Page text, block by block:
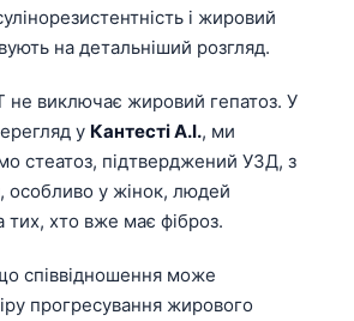
і жировий
на детальніший розгляд.
не виключає жировий гепатоз. У
у Кантесті А.І., ми
стеатоз, підтверджений УЗД, з
, особливо у жінок, людей
тих, хто вже має фіброз.
співвідношення може
прогресування жирового